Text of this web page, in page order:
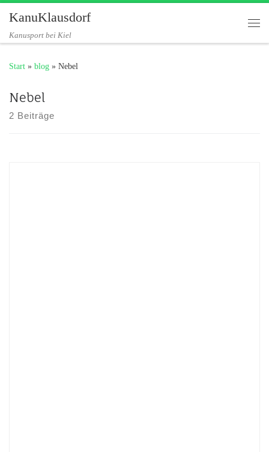
Zum Inhalt springen
KanuKlausdorf
Kanusport bei Kiel
Start » blog » Nebel
Nebel
2 Beiträge